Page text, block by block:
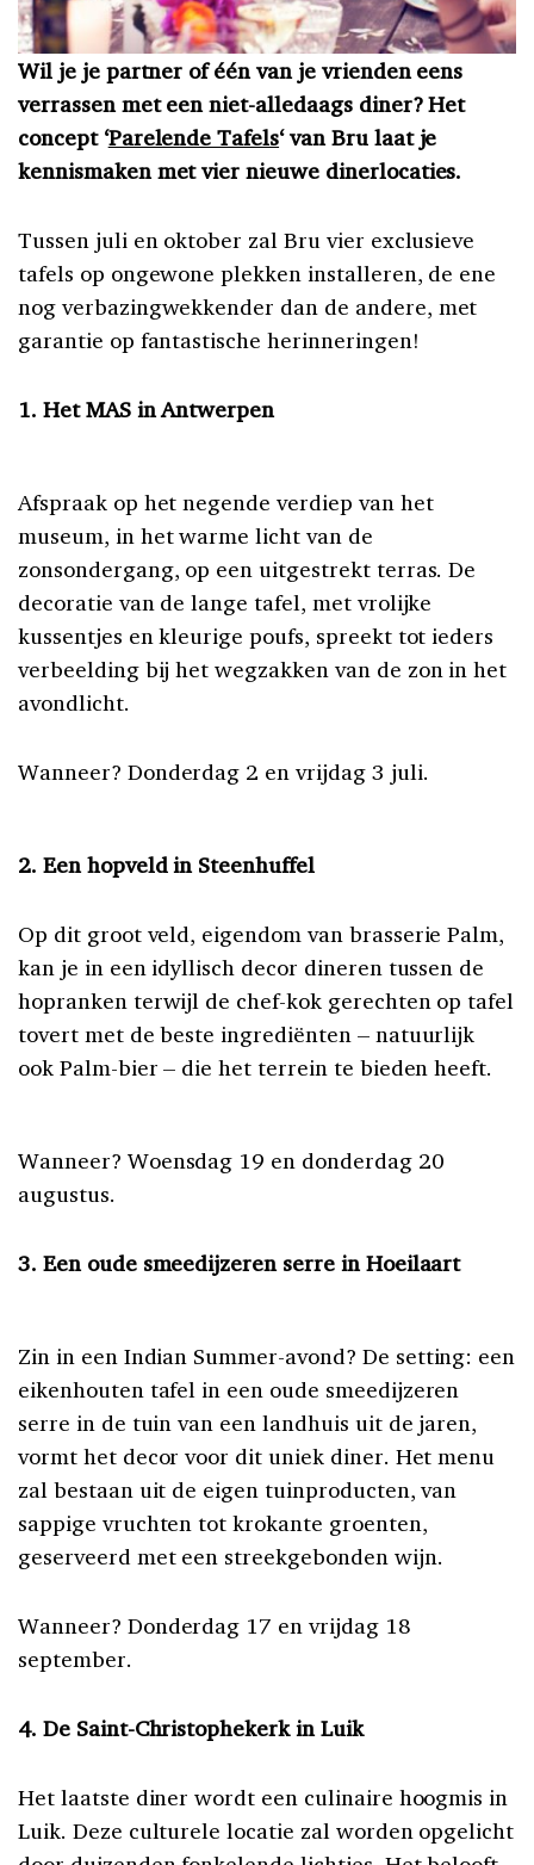
Wil je je partner of één van je vrienden eens
verrassen met een niet-alledaags diner? Het
concept ‘Parelende Tafels‘ van Bru laat je
kennismaken met vier nieuwe dinerlocaties.
Tussen juli en oktober zal Bru vier exclusieve
tafels op ongewone plekken installeren, de ene
nog verbazingwekkender dan de andere, met
garantie op fantastische herinneringen!
1. HetMAS in Antwerpen
Afspraak op het negende verdiep van het
museum, in het warme licht van de
zonsondergang, op een uitgestrekt terras. De
decoratie van de lange tafel, met vrolijke
kussentjes en kleurige poufs, spreekt tot ieders
verbeelding bij het wegzakken van de zon in het
avondlicht.
Wanneer? Donderdag 2 en vrijdag 3 juli.
2. Een hopveld in Steenhuffel
Op dit groot veld, eigendom van brasserie Palm,
kan je in een idyllisch decor dineren tussen de
hopranken terwijl de chef-kok gerechten op tafel
tovert met de beste ingrediënten – natuurlijk
ook Palm-bier – die het terrein te bieden heeft.
Wanneer? Woensdag 19 en donderdag 20
augustus.
3. Een oude smeedijzeren serre in Hoeilaart
Zin in een Indian Summer-avond? De setting: een
eikenhouten tafel in een oude smeedijzeren
serre in de tuin van een landhuis uit de jaren,
vormt het decor voor dit uniek diner. Het menu
zal bestaan uit de eigen tuinproducten, van
sappige vruchten tot krokante groenten,
geserveerd met een streekgebonden wijn.
Wanneer? Donderdag 17 en vrijdag 18
september.
4. De Saint-Christophekerk in Luik
Het laatste diner wordt een culinaire hoogmis in
Luik. Deze culturele locatie zal worden opgelicht